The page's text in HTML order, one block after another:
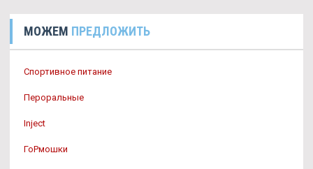
МОЖЕМ ПРЕДЛОЖИТЬ
Спортивное питание
Пероральные
Inject
ГоРмошки